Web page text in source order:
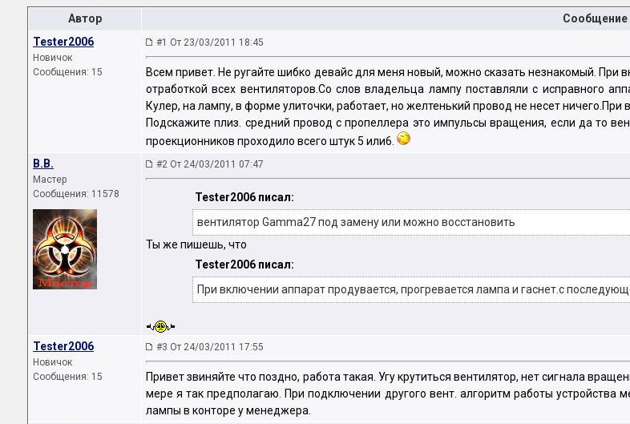
Автор
Сообщение
Tester2006
Новичок
Сообщения: 15
#1 От 23/03/2011 18:45
Всем привет. Не ругайте шибко девайс для меня новый, можно сказать незнакомый. При
отработкой всех вентиляторов.Со слов владельца лампу поставляли с исправного
Кулер, на лампу, в форме улиточки, работает, но желтенький провод не несет
Подскажите плиз. средний провод с пропеллера это импульсы вращения, если да то
проекционников проходило всего штук 5 или6.
B.B.
Мастер
Сообщения: 11578
#2 От 24/03/2011 07:47
Tester2006 писал:
вентилятор Gamma27 под замену или можно восстановить
Ты же пишешь, что
Tester2006 писал:
При включении аппарат продувается, прогревается лампа и гаснет.с
Tester2006
Новичок
Сообщения: 15
#3 От 24/03/2011 17:55
Привет звиняйте что поздно, работа такая. Угу крутиться вентилятор, нет сигнала
мере я так предполагаю. При подключении другого вент. алгоритм работы
лампы в конторе у менеджера.